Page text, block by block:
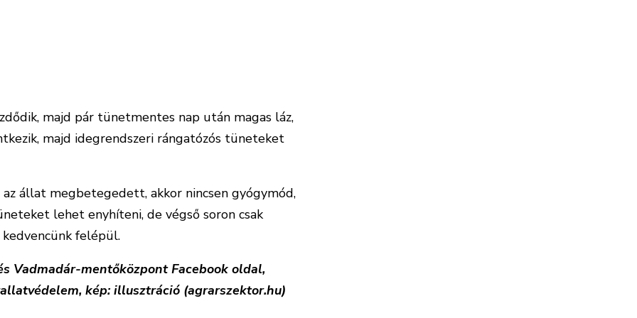
majd pár tünetmentes nap után magas láz,
majd idegrendszeri rángatózós tüneteket
állat megbetegedett, akkor nincsen gyógymód,
lehet enyhíteni, de végső soron csak
felépül.
Vadmadár-mentőközpont Facebook oldal,
kép: illusztráció (agrarszektor.hu)